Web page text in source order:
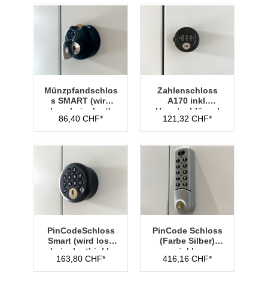
Münzpfandschlos
s SMART (wird
lose beigelegt)
86,40 CHF*
Zahlenschloss
A170 inkl.
Hauptschlüssel
Typ 1
121,32 CHF*
PinCodeSchloss
Smart (wird lose
beigelegt) inkl.
Managementschl
üssel
163,80 CHF*
PinCode Schloss
(Farbe Silber)
inkl.
Hauptschlüssel
Typ 1
416,16 CHF*